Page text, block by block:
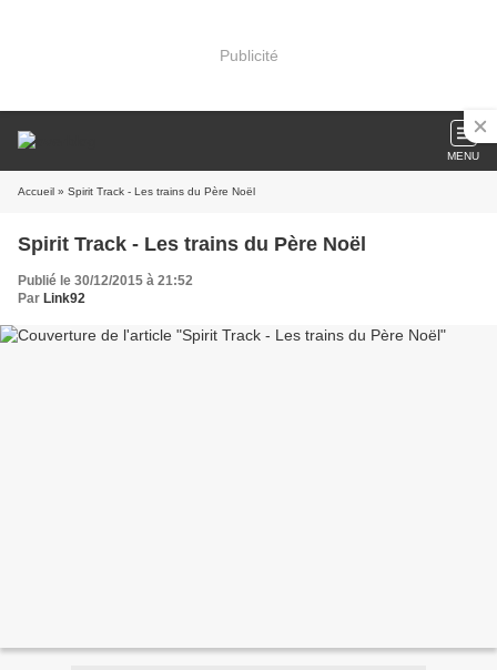
Publicité
MENU
Accueil » Spirit Track - Les trains du Père Noël
Spirit Track - Les trains du Père Noël
Publié le 30/12/2015 à 21:52
Par Link92